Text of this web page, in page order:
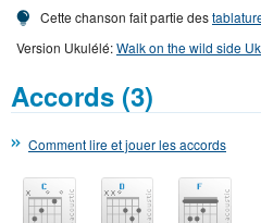
Cette chanson fait partie des
Version Ukulélé:Walk on the wild side
Accords (3)
Comment lire et jouer les accords